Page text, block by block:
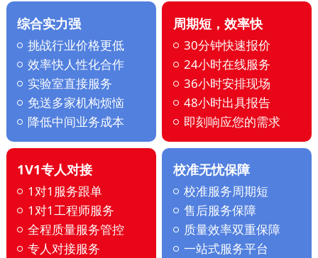
综合实力强
挑战行业价格更低
效率快人性化合作
实验室直接服务
免送多家机构烦恼
降低中间业务成本
周期短，效率快
30分钟快速报价
24小时在线服务
36小时安排现场
48小时出具报告
即刻响应您的需求
1V1专人对接
1对1服务跟单
1对1工程师服务
全程质量服务管控
专人对接服务
校准无忧保障
校准服务周期短
售后服务保障
质量效率双重保障
一站式服务平台